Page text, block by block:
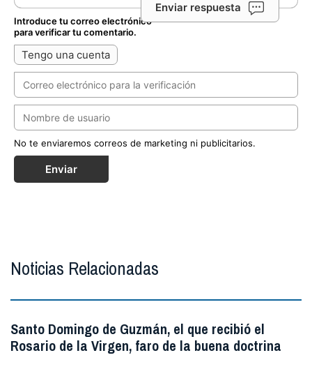
Enviar respuesta
Introduce tu correo electrónico
para verificar tu comentario.
Tengo una cuenta
No te enviaremos correos de marketing ni publicitarios.
Enviar
Noticias Relacionadas
Santo Domingo de Guzmán, el que recibió el
Rosario de la Virgen, faro de la buena doctrina